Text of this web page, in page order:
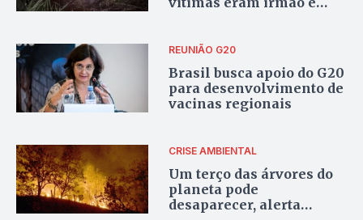
REUNIÃO G20
Brasil busca apoio do G20
para desenvolvimento de
vacinas regionais
CRISE AMBIENTAL
Um terço das árvores do
planeta pode
desaparecer, alerta